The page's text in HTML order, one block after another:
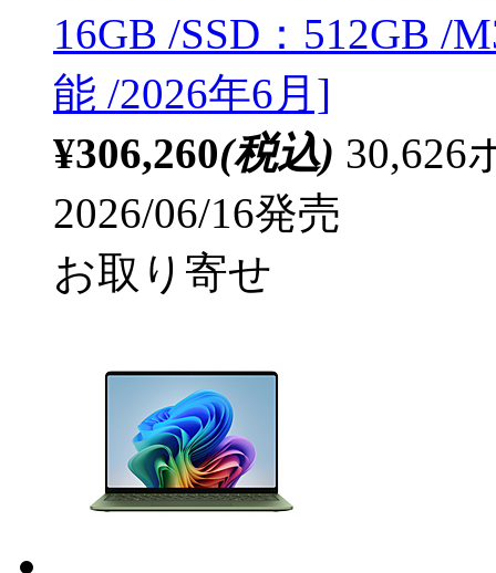
16GB /SSD：512GB /
能 /2026年6月]
¥306,260(税込) 30,626
2026/06/16発売
お取り寄せ